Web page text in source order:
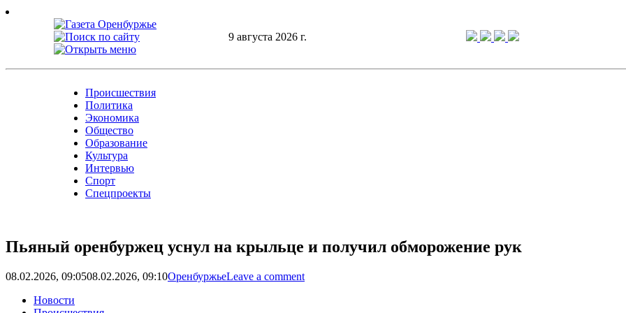
Skip
9 августа 2026 г.
Происшествия
Политика
Экономика
Общество
Образование
Культура
Интервью
Спорт
Спецпроекты
Пьяный оренбуржец уснул на крыльце и получил обморожение рук
08.02.2026, 09:0508.02.2026, 09:10ОренбуржьеLeave a comment
Новости